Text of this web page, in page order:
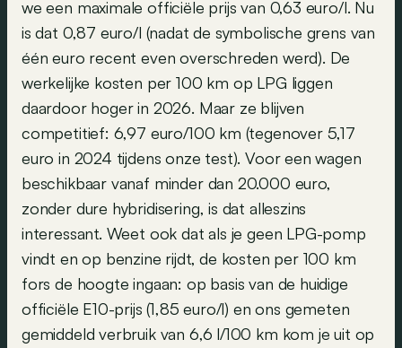
we een maximale officiële prijs van 0,63 euro/l. Nu
is dat 0,87 euro/l (nadat de symbolische grens van
één euro recent even overschreden werd). De
werkelijke kosten per 100 km op LPG liggen
daardoor hoger in 2026. Maar ze blijven
competitief: 6,97 euro/100 km (tegenover 5,17
euro in 2024 tijdens onze test). Voor een wagen
beschikbaar vanaf minder dan 20.000 euro,
zonder dure hybridisering, is dat alleszins
interessant. Weet ook dat als je geen LPG-pomp
vindt en op benzine rijdt, de kosten per 100 km
fors de hoogte ingaan: op basis van de huidige
officiële E10-prijs (1,85 euro/l) en ons gemeten
gemiddeld verbruik van 6,6 l/100 km kom je uit op